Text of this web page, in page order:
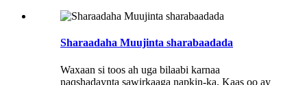
Sharaadaha Muujinta sharabaadada
Waxaan si toos ah uga bilaabi karnaa
naqshadaynta sawirkaaga napkin-ka. Kaas oo ay